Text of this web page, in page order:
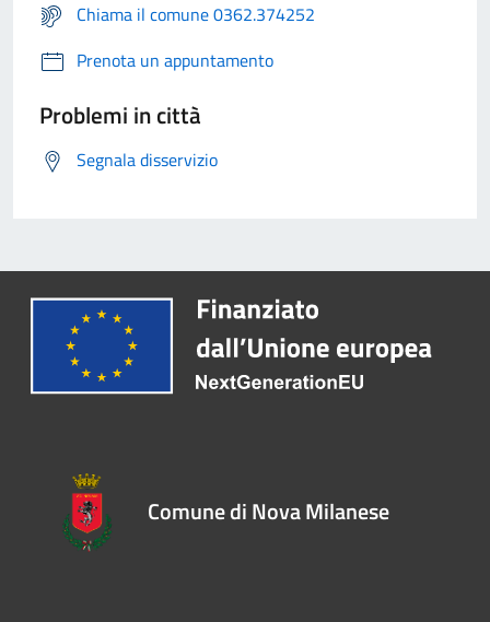
Chiama il comune 0362.374252
Prenota un appuntamento
Problemi in città
Segnala disservizio
Comune di Nova Milanese